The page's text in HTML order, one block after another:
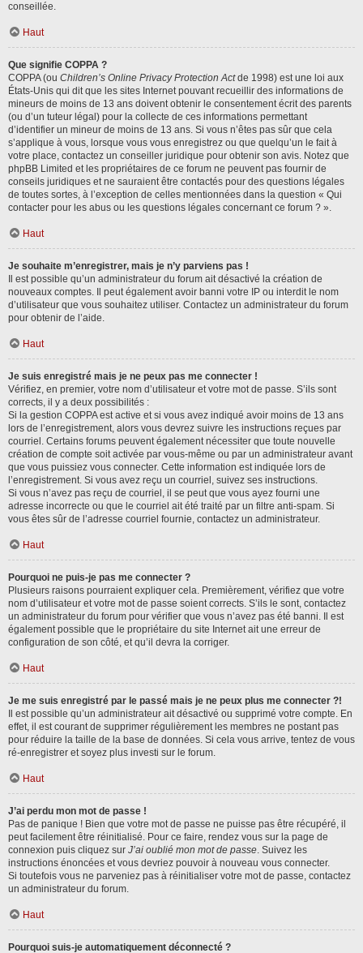
conseillée.
Haut
Que signifie COPPA ?
COPPA (ou Children’s Online Privacy Protection Actde 1998) est une loi aux
États-Unis qui dit que les sites Internet pouvant recueillir des informations de
mineurs de moins de 13 ans doivent obtenir le consentement écrit des parents
(ou d’un tuteur légal) pour la collecte de ces informations permettant
d’identifier un mineur de moins de 13 ans. Si vous n’êtes pas sûr que cela
s’applique à vous, lorsque vous vous enregistrez ou que quelqu’un le fait à
votre place, contactez un conseiller juridique pour obtenir son avis. Notez que
phpBB Limited et les propriétaires de ce forum ne peuvent pas fournir de
conseils juridiques et ne sauraient être contactés pour des questions légales
de toutes sortes, à l’exception de celles mentionnées dans la question « Qui
contacter pour les abus ou les questions légales concernant ce forum ? ».
Haut
Je souhaite m’enregistrer, mais je n’y parviens pas !
Il est possible qu’un administrateur du forum ait désactivé la création de
nouveaux comptes. Il peut également avoir banni votre IP ou interdit le nom
d’utilisateur que vous souhaitez utiliser. Contactez un administrateur du forum
pour obtenir de l’aide.
Haut
Je suis enregistré mais je ne peux pas me connecter !
Vérifiez, en premier, votre nom d’utilisateur et votre mot de passe. S’ils sont
corrects, il y a deux possibilités :
Si la gestion COPPA est active et si vous avez indiqué avoir moins de 13 ans
lors de l’enregistrement, alors vous devrez suivre les instructions reçues par
courriel. Certains forums peuvent également nécessiter que toute nouvelle
création de compte soit activée par vous-même ou par un administrateur avant
que vous puissiez vous connecter. Cette information est indiquée lors de
l’enregistrement. Si vous avez reçu un courriel, suivez ses instructions.
Si vous n’avez pas reçu de courriel, il se peut que vous ayez fourni une
adresse incorrecte ou que le courriel ait été traité par un filtre anti-spam. Si
vous êtes sûr de l’adresse courriel fournie, contactez un administrateur.
Haut
Pourquoi ne puis-je pas me connecter ?
Plusieurs raisons pourraient expliquer cela. Premièrement, vérifiez que votre
nom d’utilisateur et votre mot de passe soient corrects. S’ils le sont, contactez
un administrateur du forum pour vérifier que vous n’avez pas été banni. Il est
également possible que le propriétaire du site Internet ait une erreur de
configuration de son côté, et qu’il devra la corriger.
Haut
Je me suis enregistré par le passé mais je ne peux plus me connecter ?!
Il est possible qu’un administrateur ait désactivé ou supprimé votre compte. En
effet, il est courant de supprimer régulièrement les membres ne postant pas
pour réduire la taille de la base de données. Si cela vous arrive, tentez de vous
ré-enregistrer et soyez plus investi sur le forum.
Haut
J’ai perdu mon mot de passe !
Pas de panique ! Bien que votre mot de passe ne puisse pas être récupéré, il
peut facilement être réinitialisé. Pour ce faire, rendez vous sur la page de
connexion puis cliquez sur J’ai oublié mon mot de passe. Suivez les
instructions énoncées et vous devriez pouvoir à nouveau vous connecter.
Si toutefois vous ne parveniez pas à réinitialiser votre mot de passe, contactez
un administrateur du forum.
Haut
Pourquoi suis-je automatiquement déconnecté ?